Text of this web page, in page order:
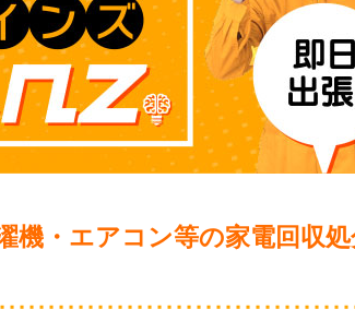
機・エアコン等の家電回収処